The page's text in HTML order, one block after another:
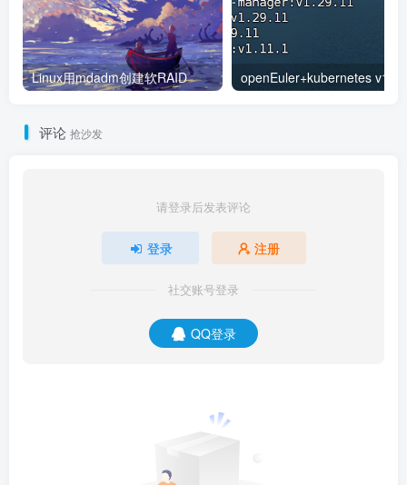
创建完成后，可以用下面的命令查看raid信息。
mdadm --detail /dev/md0
第三步：创建文件系统（格式化）
ext4 /dev/md0
注意ext4文件格式下，系统会预留5%的冗余空间，简单
换算就是1TB就会保留50GB空间。
注意不同linux版本mdadm的配置文件路径可能不同，
Linux用mdadm创建软RAID
评论 抢沙发
请登录后发表评论
登录 注册
社交账号登录
QQ登录